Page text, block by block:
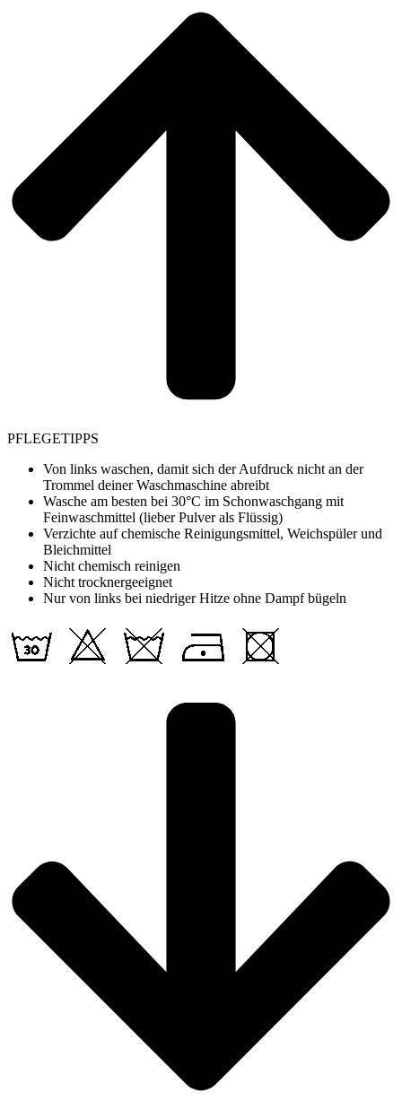
PFLEGETIPPS
Von links waschen, damit sich der Aufdruck nicht an der
Trommel deiner Waschmaschine abreibt
Wasche am besten bei 30°C im Schonwaschgang mit
Feinwaschmittel (lieber Pulver als Flüssig)
Verzichte auf chemische Reinigungsmittel, Weichspüler und
Bleichmittel
Nicht chemisch reinigen
Nicht trocknergeeignet
Nur von links bei niedriger Hitze ohne Dampf bügeln